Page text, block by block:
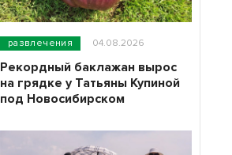
развлечения 04.08.2026
Рекордный баклажан вырос
на грядке у Татьяны Купиной
под Новосибирском